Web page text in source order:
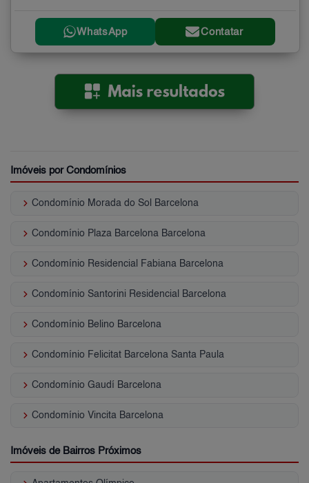
WhatsApp Contatar
Imóveis por Condomínios
keyboard_arrow_right Condomínio Morada do Sol Barcelona
keyboard_arrow_right Condomínio Plaza Barcelona Barcelona
keyboard_arrow_right Condomínio Residencial Fabiana Barcelona
keyboard_arrow_right Condomínio Santorini Residencial Barcelona
keyboard_arrow_right Condomínio Belino Barcelona
keyboard_arrow_right Condomínio Felicitat Barcelona Santa Paula
keyboard_arrow_right Condomínio Gaudí Barcelona
keyboard_arrow_right Condomínio Vincita Barcelona
Imóveis de Bairros Próximos